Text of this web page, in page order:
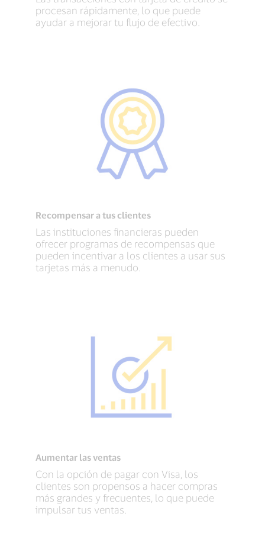
procesan rápidamente, lo que puede
ayudar a mejorar tu flujo de efectivo.
Recompensar a tus clientes
Las instituciones financieras pueden
ofrecer programas de recompensas que
pueden incentivar a los clientes a usar sus
tarjetas más a menudo.
Aumentar las ventas
Con la opción de pagar con Visa, los
clientes son propensos a hacer compras
más grandes y frecuentes, lo que puede
impulsar tus ventas.